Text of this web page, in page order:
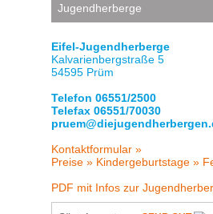
Jugendherberge
Eifel-Jugendherberge
Kalvarienbergstraße 5
54595 Prüm
Telefon 06551/2500
Telefax 06551/70030
Kontaktformular »
Preise » Kindergeburtstage »
PDF mit Infos zur